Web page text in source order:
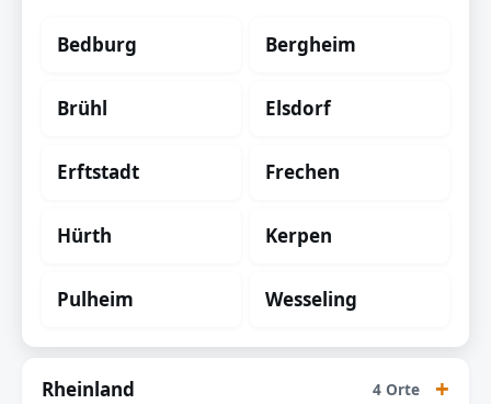
Bedburg Bergheim
Brühl Elsdorf
Erftstadt Frechen
Hürth Kerpen
Pulheim Wesseling
Rheinland 4 Orte